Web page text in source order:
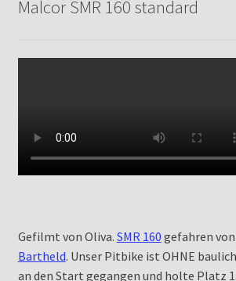
Malcor SMR 160 standard
Gefilmt von Oliva. SMR 160 gefahren von
Bartheld. Unser Pitbike ist OHNE
an den Start gegangen und holte Platz